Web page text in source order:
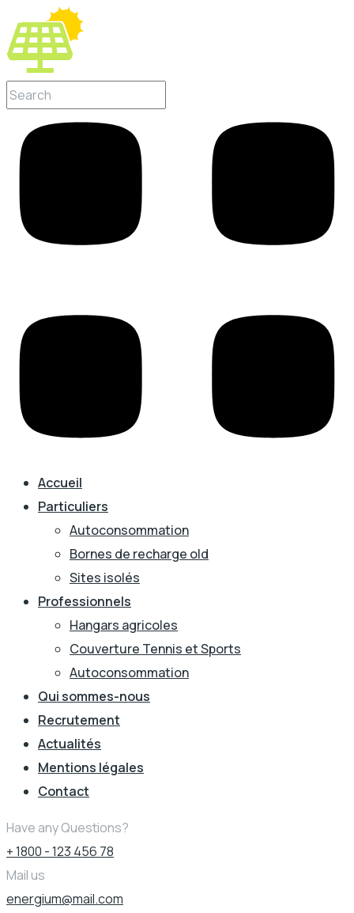
Accueil
Particuliers
Autoconsommation
Bornes de recharge old
Sites isolés
Professionnels
Hangars agricoles
Couverture Tennis et Sports
Autoconsommation
Qui sommes-nous
Recrutement
Actualités
Mentions légales
Contact
Have any Questions?
+ 1800 - 123 456 78
Mail us
energium@mail.com